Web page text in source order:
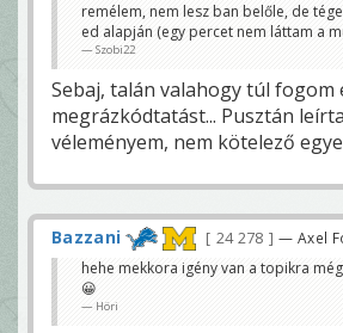
remélem, nem lesz ban belőle, de
ed alapján (egy percet nem láttam a
Szobi22
Sebaj, talán valahogy túl fogom
megrázkódtatást... Pusztán
véleményem, nem kötelező
Bazzani 24 278 — Axel
hehe mekkora igény van a topikra
😀
Höri